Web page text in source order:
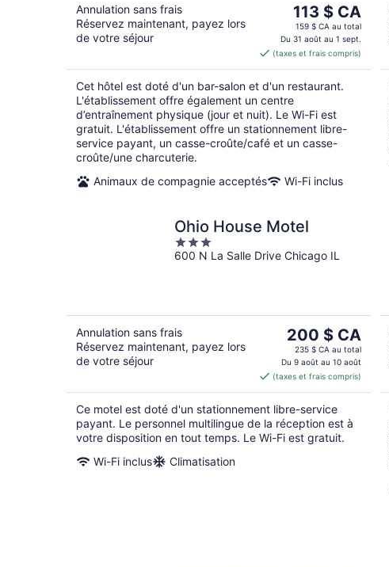
Annulation sans frais
Réservez maintenant, payez lors
de votre séjour
Le
prix
est
de 113 $ CA
par
nuit
113 $ CA
159 $ CA au total
Du 31 août au 1 sept.
(taxes et frais compris)
Cet hôtel est doté d'un bar-salon et d'un restaurant.
L'établissement offre également un centre
d’entraînement physique (jour et nuit). Le Wi-Fi est
gratuit. L'établissement offre un stationnement libre-
service payant, un casse-croûte/café et un casse-
croûte/une charcuterie.
Animaux de compagnie acceptés
Wi-Fi inclus
Ohio House Motel
3
out
600 N La Salle Drive Chicago IL
Annulation sans frais
Réservez maintenant, payez lors
de votre séjour
Le
prix
est
de 200 $ CA
par
nuit
200 $ CA
235 $ CA au total
Du 9 août au 10 août
(taxes et frais compris)
Ce motel est doté d'un stationnement libre-service
payant. Le personnel multilingue de la réception est à
votre disposition en tout temps. Le Wi-Fi est gratuit.
Wi-Fi inclus
Climatisation